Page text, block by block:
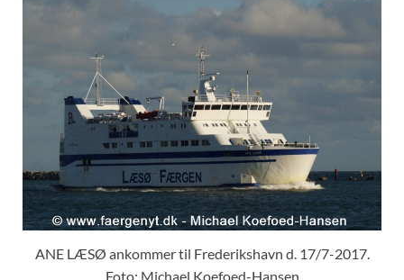
ANE LÆSØ ankommer til Frederikshavn d. 17/7-2017.
Foto: Michael Koefoed-Hansen